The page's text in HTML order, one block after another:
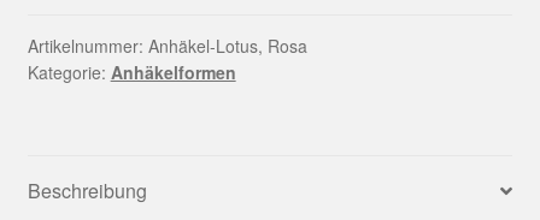
Artikelnummer: Anhäkel-Lotus, Rosa
Kategorie: Anhäkelformen
Beschreibung